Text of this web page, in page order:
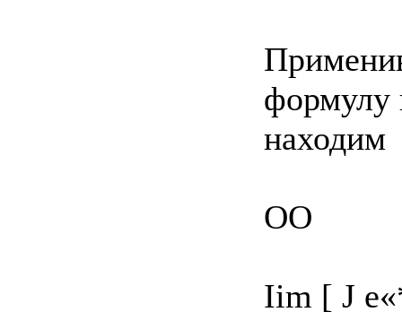
формулу
находим
OO
Iim [ J